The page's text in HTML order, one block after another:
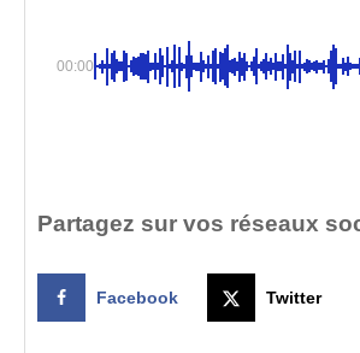
00:00
Partagez sur vos réseaux
Facebook Twitter